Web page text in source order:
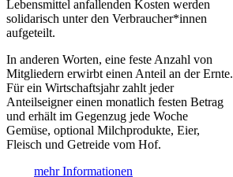
Lebens­mittel anfallenden Kosten werden
solidarisch unter den Verbraucher*­innen
aufgeteilt.
In anderen Worten, eine feste Anzahl von
Mitgliedern erwirbt einen Anteil an der Ernte.
Für ein Wirtschaftsjahr zahlt jeder
Anteilseigner einen monatlich festen Betrag
und erhält im Gegenzug jede Woche
Gemüse, optional Milchprodukte, Eier,
Fleisch und Getreide vom Hof.
mehr Informationen